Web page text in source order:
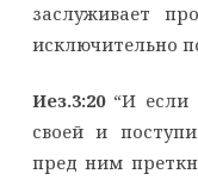
заслуживает
исключительно
Иез.3:20“И если
своей и
пред ним